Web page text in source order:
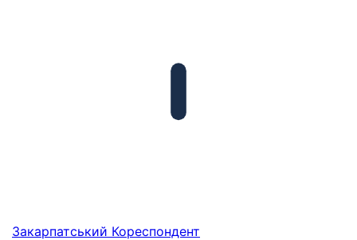
Закарпатський Кореспондент